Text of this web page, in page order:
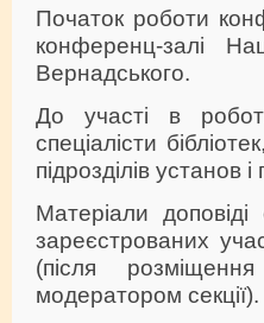
Початок роботи
конференц-залі
Вернадського.
До участі в
спеціалісти
підрозділів установ
Матеріали доповіді
зареєстрованих
(після
модератором секції).